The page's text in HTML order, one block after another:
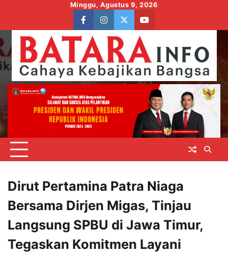
content
Minggu, Agustus 9, 2026
facebookinstagram
twitteryoutube
Dirut Pertamina Patra Niaga
Bersama Dirjen Migas, Tinjau
Langsung SPBU di Jawa Timur,
Tegaskan Komitmen Layani